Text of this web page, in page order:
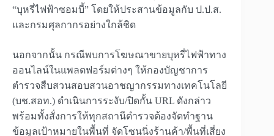
“บุหรี่ไฟฟ้าซอมบี้” โดยให้ประสานข้อมูลกับ ป.ป.ส.
และกรมศุลกากรอย่างใกล้ชิด
นอกจากนั้น กรณีพบการโฆษณาขายบุหรี่ไฟฟ้าทาง
ออนไลน์ในแพลตฟอร์มต่างๆ ให้กองบัญชาการ
ตำรวจสืบสวนสอบสวนอาชญากรรมทางเทคโนโลยี
(บช.สอท.) ดำเนินการระงับ/ปิดกั้น URL ดังกล่าว
พร้อมทั้งสั่งการให้ทุกสถานีตำรวจต้องจัดทำฐาน
ข้อมูลเป้าหมายในพื้นที่ จัดโซนนิ่งร้านค้า/พื้นที่เสี่ยง